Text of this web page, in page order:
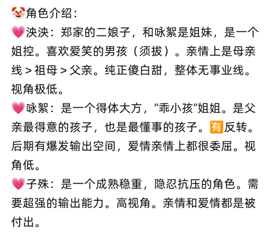
🤡角色介绍：
💗泱泱：郑家的二娘子，和咏絮是姐妹，是一个
姐控。喜欢爱笑的男孩（须拔）。亲情上是母亲
线＞祖母＞父亲。纯正傻白甜，整体无事业线。
视角极低。
💗咏絮：是一个得体大方，“乖小孩”姐姐。是父
亲最得意的孩子，也是最懂事的孩子。🈶反转。
后期有爆发输出空间，爱情亲情上都很委屈。视
角低。
💗子殊：是一个成熟稳重，隐忍抗压的角色。需
要超强的输出能力。高视角。亲情和爱情都是被
付出。